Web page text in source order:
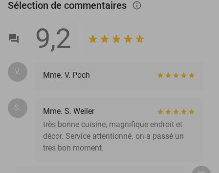
Sélection de commentaires info_outlined
9,2
V. Mme. V. Poch
S.
Mme. S. Weiler
très bonne cuisine, magnifique endroit et
décor. Service attentionné. on a passé un
très bon moment.